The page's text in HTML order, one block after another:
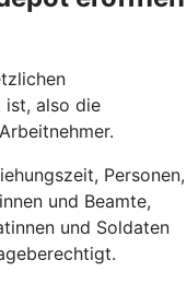
ist, also die
Personen,
und Beamte,
und Soldaten